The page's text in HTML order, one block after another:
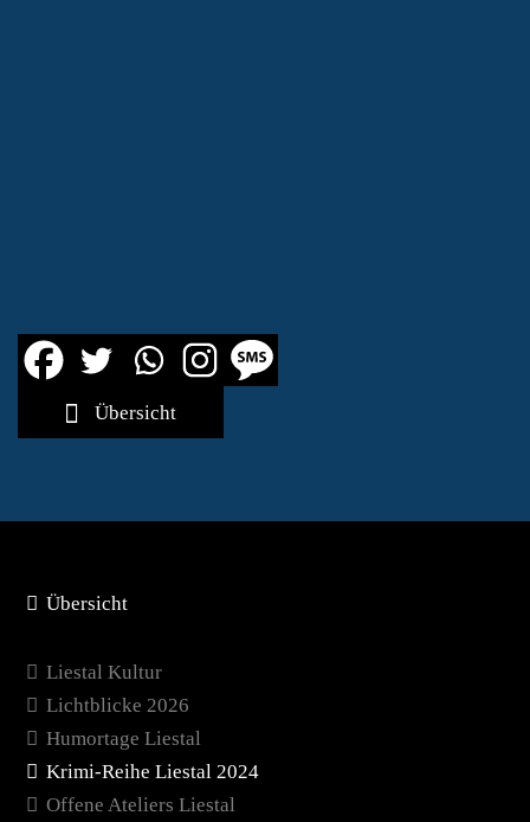
Übersicht
Übersicht
Liestal Kultur
Lichtblicke 2026
Humortage Liestal
Krimi-Reihe Liestal 2024
Offene Ateliers Liestal